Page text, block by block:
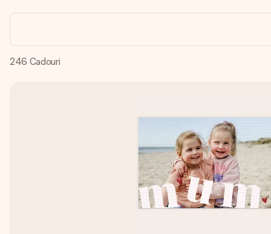
246 Cadouri